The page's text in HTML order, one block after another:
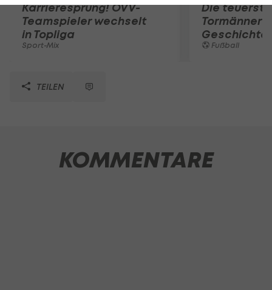
Karrieresprung! ÖVV-
Teamspieler wechselt
in Topliga
Sport-Mix
Die
Tormänner
Geschichte
Fußball
TEILEN
KOMMENTARE